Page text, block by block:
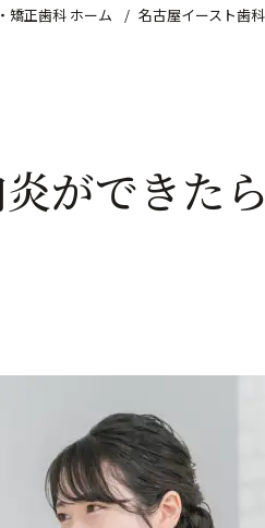
矯正歯科 ホーム 名古屋イースト歯
ができた